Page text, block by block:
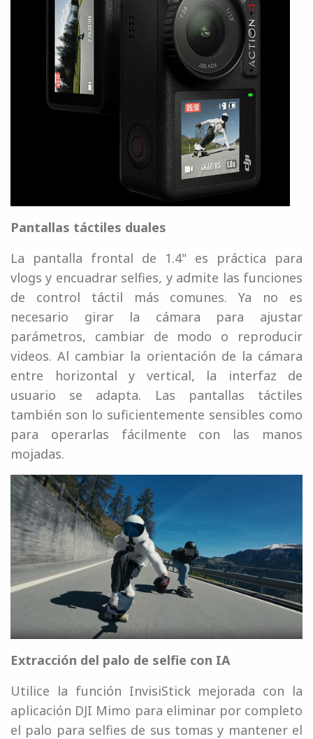
Pantallas táctiles duales
La pantalla frontal de 1.4" es práctica para
vlogs y encuadrar selfies, y admite las funciones
de control táctil más comunes. Ya no es
necesario girar la cámara para ajustar
parámetros, cambiar de modo o reproducir
videos. Al cambiar la orientación de la cámara
entre horizontal y vertical, la interfaz de
usuario se adapta. Las pantallas táctiles
también son lo suficientemente sensibles como
para operarlas fácilmente con las manos
mojadas.
Extracción del palo de selfie con IA
Utilice la función InvisiStick mejorada con la
aplicación DJI Mimo para eliminar por completo
el palo para selfies de sus tomas y mantener el